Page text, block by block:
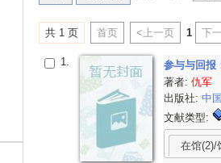
共 1 页 首页 <上一页 1 下
1.
参与与回报
著者:仇军
出版社:中
文献类型:
在馆(2)/